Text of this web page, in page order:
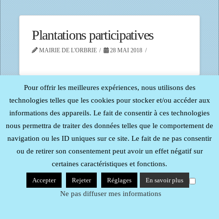
Plantations participatives
MAIRIE DE L'ORBRIE 28 MAI 2018
Tous droits réservés - Reproduction interdite -
Probureau| Mentions Légales
Pour offrir les meilleures expériences, nous utilisons des
technologies telles que les cookies pour stocker et/ou accéder aux
informations des appareils. Le fait de consentir à ces technologies
nous permettra de traiter des données telles que le comportement de
navigation ou les ID uniques sur ce site. Le fait de ne pas consentir
ou de retirer son consentement peut avoir un effet négatif sur
certaines caractéristiques et fonctions.
Accepter Rejeter Réglages En savoir plus
Ne pas diffuser mes informations